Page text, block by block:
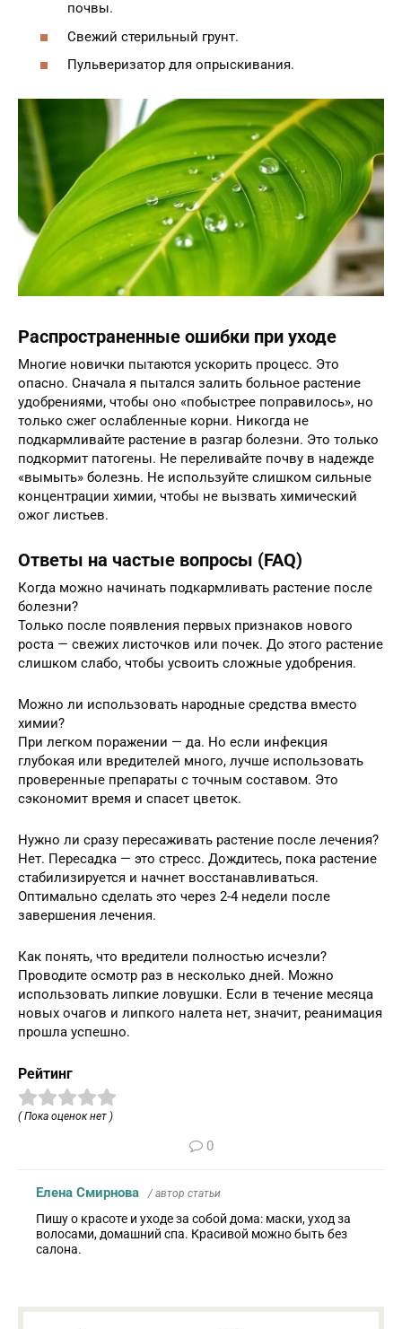
почвы.
Свежий стерильный грунт.
Пульверизатор для опрыскивания.
Распространенные ошибки при уходе
Многие новички пытаются ускорить процесс. Это
опасно. Сначала я пытался залить больное растение
удобрениями, чтобы оно «побыстрее поправилось», но
только сжег ослабленные корни. Никогда не
подкармливайте растение в разгар болезни. Это только
подкормит патогены. Не переливайте почву в надежде
«вымыть» болезнь. Не используйте слишком сильные
концентрации химии, чтобы не вызвать химический
ожог листьев.
Ответы на частые вопросы (FAQ)
Когда можно начинать подкармливать растение после
болезни?
Только после появления первых признаков нового
роста — свежих листочков или почек. До этого растение
слишком слабо, чтобы усвоить сложные удобрения.
Можно ли использовать народные средства вместо
химии?
При легком поражении — да. Но если инфекция
глубокая или вредителей много, лучше использовать
проверенные препараты с точным составом. Это
сэкономит время и спасет цветок.
Нужно ли сразу пересаживать растение после лечения?
Нет. Пересадка — это стресс. Дождитесь, пока растение
стабилизируется и начнет восстанавливаться.
Оптимально сделать это через 2-4 недели после
завершения лечения.
Как понять, что вредители полностью исчезли?
Проводите осмотр раз в несколько дней. Можно
использовать липкие ловушки. Если в течение месяца
новых очагов и липкого налета нет, значит, реанимация
прошла успешно.
Рейтинг
( Пока оценок нет )
0
Елена Смирнова / автор статьи
Пишу о красоте и уходе за собой дома: маски, уход за
волосами, домашний спа. Красивой можно быть без
салона.